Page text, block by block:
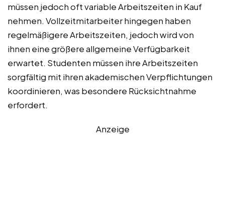
müssen jedoch oft variable Arbeitszeiten in Kauf
nehmen. Vollzeitmitarbeiter hingegen haben
regelmäßigere Arbeitszeiten, jedoch wird von
ihnen eine größere allgemeine Verfügbarkeit
erwartet. Studenten müssen ihre Arbeitszeiten
sorgfältig mit ihren akademischen Verpflichtungen
koordinieren, was besondere Rücksichtnahme
erfordert.
Anzeige